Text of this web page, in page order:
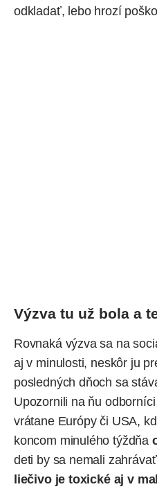
odkladať, lebo hrozí
Výzva tu už bola a
Rovnaká výzva sa na
aj v minulosti, neskôr ju
posledných dňoch sa
Upozornili na ňu
vrátane Európy či USA,
koncom minulého týždňa
deti by sa nemali
liečivo je toxické aj v